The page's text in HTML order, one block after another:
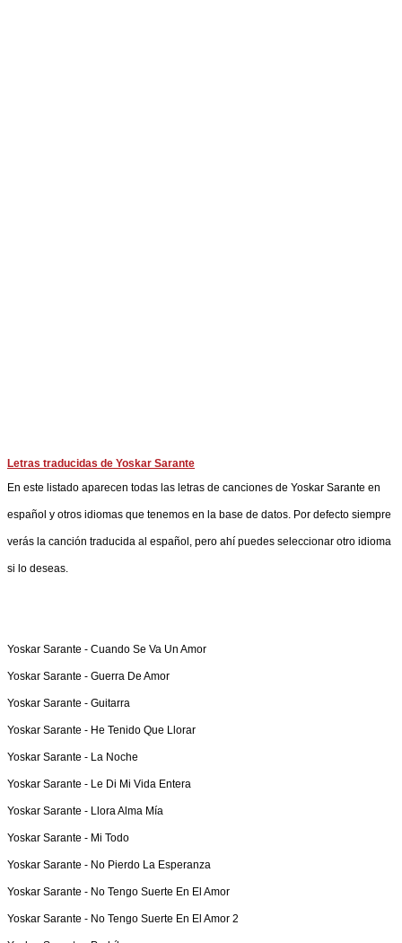
Letras traducidas de Yoskar Sarante
En este listado aparecen todas las letras de canciones de Yoskar Sarante en
español y otros idiomas que tenemos en la base de datos. Por defecto siempre
verás la canción traducida al español, pero ahí puedes seleccionar otro idioma
si lo deseas.
Yoskar Sarante - Cuando Se Va Un Amor
Yoskar Sarante - Guerra De Amor
Yoskar Sarante - Guitarra
Yoskar Sarante - He Tenido Que Llorar
Yoskar Sarante - La Noche
Yoskar Sarante - Le Di Mi Vida Entera
Yoskar Sarante - Llora Alma Mía
Yoskar Sarante - Mi Todo
Yoskar Sarante - No Pierdo La Esperanza
Yoskar Sarante - No Tengo Suerte En El Amor
Yoskar Sarante - No Tengo Suerte En El Amor 2